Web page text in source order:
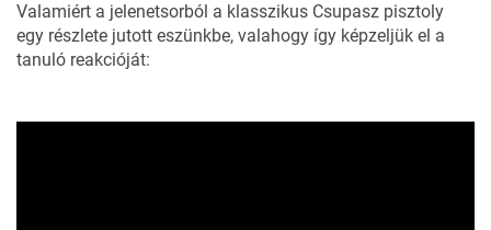
Valamiért a jelenetsorból a klasszikus Csupasz pisztoly
egy részlete jutott eszünkbe, valahogy így képzeljük el a
tanuló reakcióját: